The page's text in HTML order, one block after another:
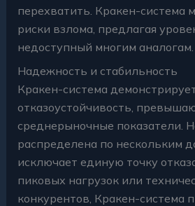
перехватить. Кракен-система
риски взлома, предлагая
недоступный многим аналогам.
Надежность и стабильность
Кракен-система
отказоустойчивость,
среднерыночные показатели.
распределена по нескольким
исключает единую точку
пиковых нагрузок или
конкурентов, Кракен-система